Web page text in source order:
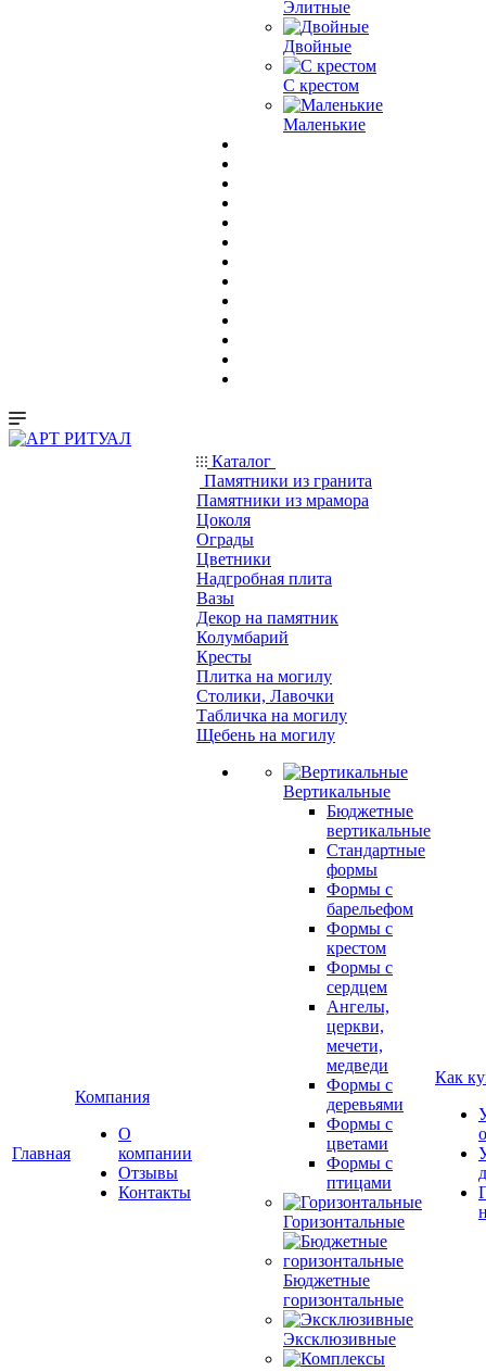
Элитные
Двойные
С крестом
Маленькие
Главная
Компания
О
компании
Отзывы
Контакты
Каталог
Памятники из гранита
Памятники из мрамора
Цоколя
Ограды
Цветники
Надгробная плита
Вазы
Декор на памятник
Колумбарий
Кресты
Плитка на могилу
Столики, Лавочки
Табличка на могилу
Щебень на могилу
Вертикальные
Бюджетные
вертикальные
Стандартные
формы
Формы с
барельефом
Формы с
крестом
Формы с
сердцем
Ангелы,
церкви,
мечети,
медведи
Формы с
деревьями
Формы с
цветами
Формы с
птицами
Горизонтальные
Бюджетные
горизонтальные
Эксклюзивные
Как